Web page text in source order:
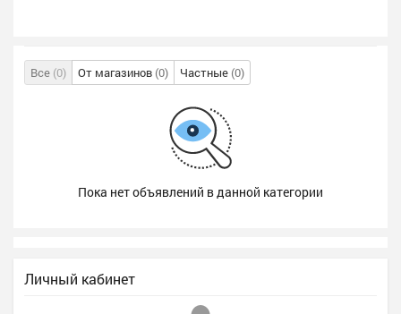
Все (0) От магазинов (0) Частные (0)
Пока нет объявлений в данной категории
Личный кабинет